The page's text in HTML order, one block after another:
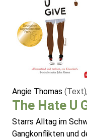
Angie Thomas (Text)
The Hate U
Starrs Alltag im
Gangkonflikten und